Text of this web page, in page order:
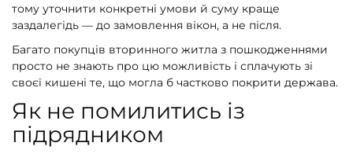
тому уточнити конкретні умови й суму краще
заздалегідь — до замовлення вікон, а не після.
Багато покупців вторинного житла з пошкодженнями
просто не знають про цю можливість і сплачують зі
своєї кишені те, що могла б частково покрити держава.
Як не помилитись із
підрядником